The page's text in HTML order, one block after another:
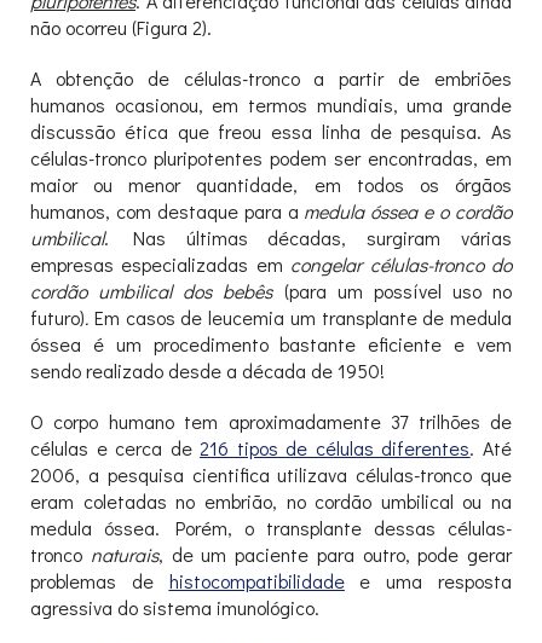
não ocorreu (Figura 2).
A obtenção de células-tronco a partir de embriões
humanos ocasionou, em termos mundiais, uma grande
discussão ética que freou essa linha de pesquisa. As
células-tronco pluripotentes podem ser encontradas, em
maior ou menor quantidade, em todos os órgãos
humanos, com destaque para a medula óssea e o cordão
umbilical. Nas últimas décadas, surgiram várias
empresas especializadas em congelar células-tronco do
cordão umbilical dos bebês(para um possível uso no
futuro). Em casos de leucemia um transplante de medula
óssea é um procedimento bastante eficiente e vem
sendo realizado desde a década de 1950!
O corpo humano tem aproximadamente 37 trilhões de
células e cerca de216 tipos de células diferentes. Até
2006, a pesquisa cientifica utilizava células-tronco que
eram coletadas no embrião, no cordão umbilical ou na
medula óssea. Porém, o transplante dessas células-
tronco naturais, de um paciente para outro, pode gerar
problemas de histocompatibilidadee uma resposta
agressiva do sistema imunológico.